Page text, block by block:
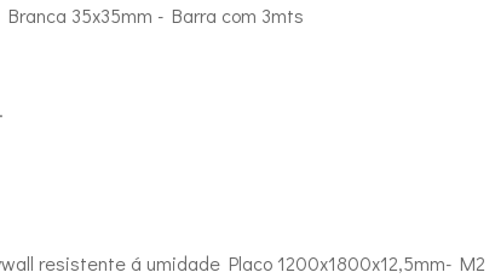
35x35mm - Barra com 3mts
resistente á umidade Placo 1200x1800x12,5mm- M2